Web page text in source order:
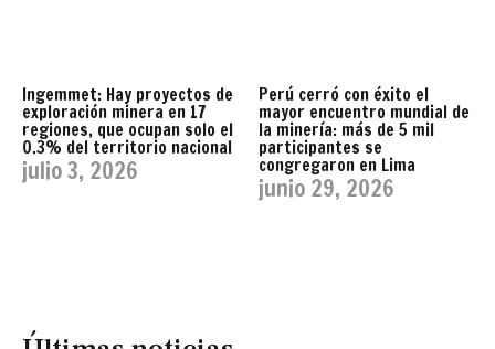
Ingemmet: Hay proyectos de
exploración minera en 17
regiones, que ocupan solo el
0.3% del territorio nacional
julio 3, 2026
Perú cerró con éxito el
mayor encuentro mundial de
la minería: más de 5 mil
participantes se
congregaron en Lima
junio 29, 2026